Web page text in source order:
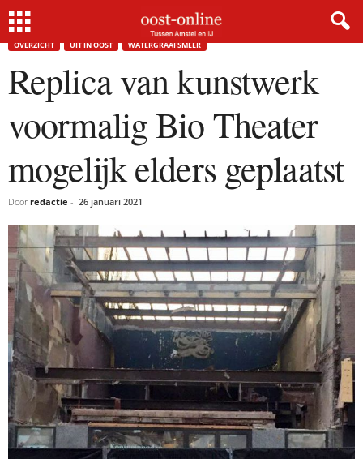
Home Replica van kunstwerk voormalig Bio Theater mogelijk elders geplaatst
OVERZICHT UIT IN OOST WATERGRAAFSMEER
Replica van kunstwerk
voormalig Bio Theater
mogelijk elders geplaatst
Door redactie - 26 januari 2021